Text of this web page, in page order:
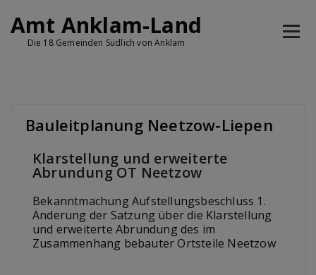
Amt Anklam-Land
Die 18 Gemeinden Südlich von Anklam
Bauleitplanung Neetzow-Liepen
Klarstellung und erweiterte
Abrundung OT Neetzow
Bekanntmachung Aufstellungsbeschluss 1.
Änderung der Satzung über die Klarstellung
und erweiterte Abrundung des im
Zusammenhang bebauter Ortsteile Neetzow